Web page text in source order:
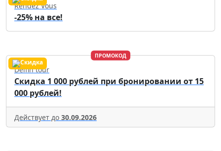
Rendez Vous
-25% на все!
ПРОМОКОД
Delfin tour
Скидка 1 000 рублей при бронировании от 15
000 рублей!
Действует до 30.09.2026